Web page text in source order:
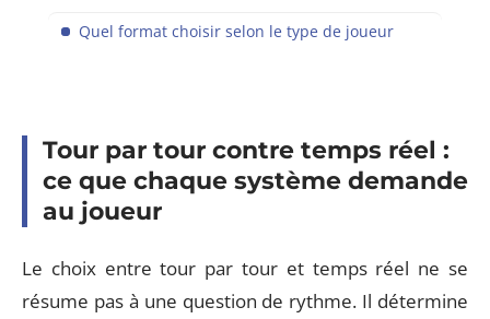
Quel format choisir selon le type de joueur
Tour par tour contre temps réel :
ce que chaque système demande
au joueur
Le choix entre tour par tour et temps réel ne se
résume pas à une question de rythme. Il détermine